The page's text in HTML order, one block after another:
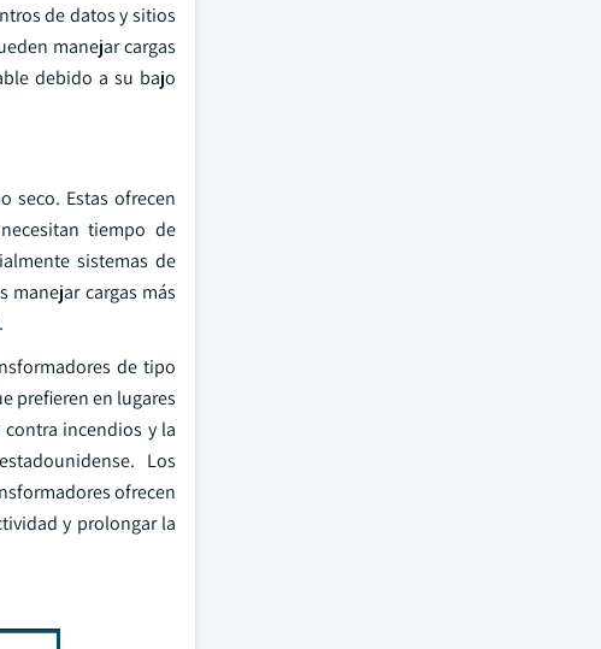
de datos y sitios
manejar cargas
debido a su bajo
seco. Estas ofrecen
tiempo de
sistemas de
cargas más
de tipo
prefieren en lugares
incendios y la
Los
ofrecen
y prolongar la